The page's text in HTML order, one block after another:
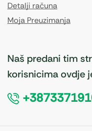
Detalji računa
Moja Preuzimanja
Naš predani tim
korisnicima ovdje